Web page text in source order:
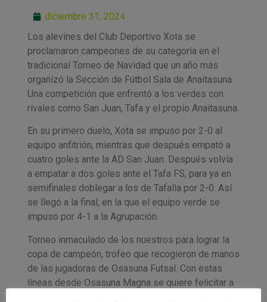
diciembre 31, 2024
Los alevines del Club Deportivo Xota se
proclamaron campeones de su categoría en el
tradicional Torneo de Navidad que un año más
organizó la Sección de Fútbol Sala de Anaitasuna.
Una competición que enfrentó a los verdes con
rivales como San Juan, Tafa y el propio Anaitasuna.
En su primero duelo, Xota se impuso por 2-0 al
equipo anfitrión, mientras que después empató a
cuatro goles ante la AD San Juan. Después volvía
a empatar a dos goles ante el Tafa FS, para ya en
semifinales doblegar a los de Tafalla por 2-0. Así
se llegó a la final, en la que el equipo verde se
impuso por 4-1 a la Agrupación.
Torneo inmaculado de los nuestros para lograr la
copa de campeón, trofeo que recogieron de manos
de las jugadoras de Osasuna Futsal. Con estas
líneas desde Osasuna Magna se quiere felicitar a